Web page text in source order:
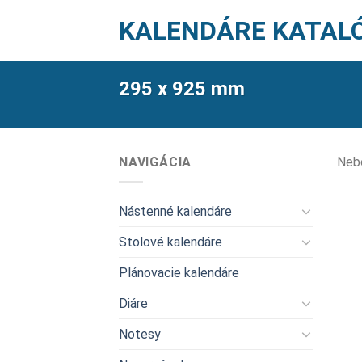
KALENDÁRE
295 x 925 mm
NAVIGÁCIA
Nástenné kalendáre
Stolové kalendáre
Plánovacie kalendáre
Diáre
Notesy